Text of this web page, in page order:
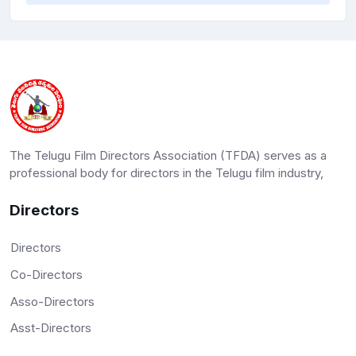
bridges the gap between elite governance and
Leadership
Complementing his diplomatic genius is his stellar
standing within the highest echelons of international
has been officially honored by 17 prestigious
international Universities which conferred upon him the
of Practice , Honorary Professorships acknowledging
organizational structures.
"Trainer of Trainers," he serves as a Principal
consultant - AI Ethics for Fortune 100 Multinational
The Telugu Film Directors Association (TFDA) serves as a
professional body for directors in the Telugu film industry,
Directors
Directors
Co-Directors
Asso-Directors
Asst-Directors